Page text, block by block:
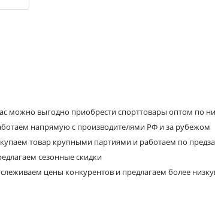
можно выгодно приобрести спорттовары оптом по
напрямую с производителями РФ и за рубежом
товар крупными партиями и работаем по
сезонные скидки
цены конкурентов и предлагаем более